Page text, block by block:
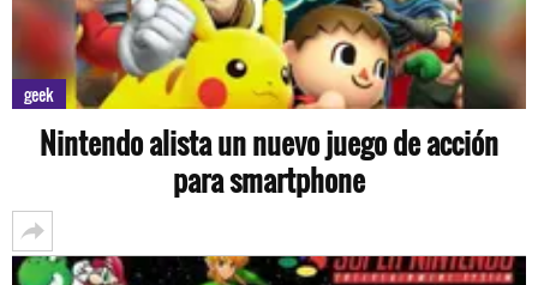
geek
Nintendo alista un nuevo juego de acción
para smartphone